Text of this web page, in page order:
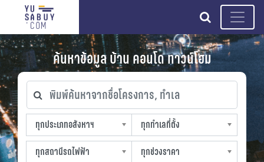
search
ค้นหาข้อมูล บ้าน คอนโด ทาวน์โฮม
พิมพ์ค้นหาจากชื่อโครงการ, ทำเล
ทุกประเภทอสังหาฯ
ทุกประเภทอสังหาฯ
sproperty
ทุกทำเลที่ตั้ง
ทุกทำเลที่ตั้ง
slocation
ทุกสถานีรถไฟฟ้า
ทุกสถานีรถไฟฟ้า
ทุกช่วงราคา
ทุกช่วงราคา